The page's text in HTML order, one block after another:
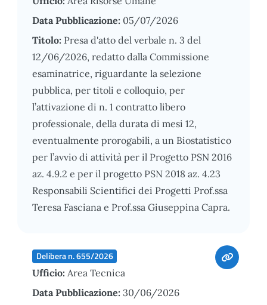
Data Pubblicazione: 05/07/2026
Titolo: Presa d'atto del verbale n. 3 del
12/06/2026, redatto dalla Commissione
esaminatrice, riguardante la selezione
pubblica, per titoli e colloquio, per
l’attivazione di n. 1 contratto libero
professionale, della durata di mesi 12,
eventualmente prorogabili, a un Biostatistico
per l’avvio di attività per il Progetto PSN 2016
az. 4.9.2 e per il progetto PSN 2018 az. 4.23
Responsabili Scientifici dei Progetti Prof.ssa
Teresa Fasciana e Prof.ssa Giuseppina Capra.
Delibera n. 655/2026
Ufficio: Area Tecnica
Data Pubblicazione: 30/06/2026